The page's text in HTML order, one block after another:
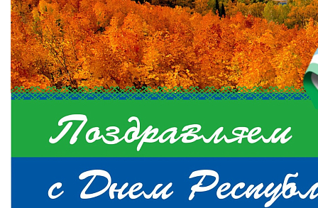
Нажимая на кнопку "Отправить" вы
соглашаетесь на обработку
персональных данных